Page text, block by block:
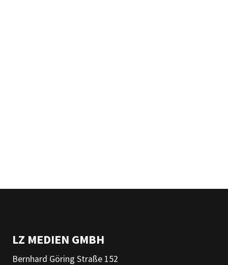
LZ MEDIEN GMBH
Bernhard Göring Straße 152